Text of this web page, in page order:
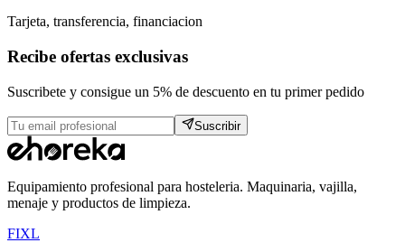
Tarjeta, transferencia, financiacion
Recibe ofertas exclusivas
Suscribete y consigue un 5% de descuento en tu primer pedido
Suscribir
Equipamiento profesional para hosteleria. Maquinaria, vajilla,
menaje y productos de limpieza.
FIXL